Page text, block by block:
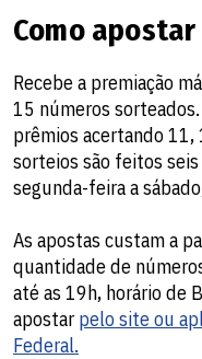
Como apostar
Recebe a premiação
15 números
prêmios acertando 11,
sorteios são feitos seis
segunda-feira a
As apostas custam a
quantidade de
até as 19h, horário de
apostarpelo site ou
Federal.